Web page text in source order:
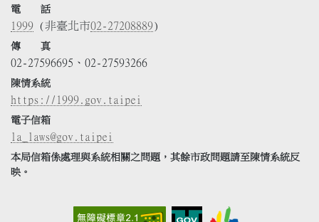
電 話
1999 (非臺北市02-27208889)
傳 真
02-27596695、02-27593266
陳情系統
https://1999.gov.taipei
電子信箱
la_laws@gov.taipei
本局信箱係處理與系統相關之問題，其餘市政問題請至陳情系統反
映。